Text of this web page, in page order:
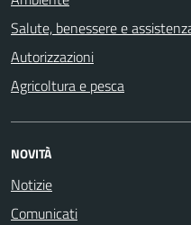
Salute, benessere e
Autorizzazioni
Agricoltura e pesca
NOVITÀ
Notizie
Comunicati